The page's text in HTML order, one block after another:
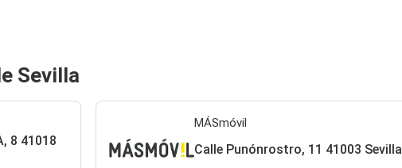
Sevilla
8 41018
MÁSmóvil
Calle Punónrostro, 11 41003 Sevilla